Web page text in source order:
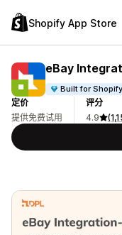
Shopify App Store
eBay
Built for Shopify
定价
提供免费试用
评分
4.9